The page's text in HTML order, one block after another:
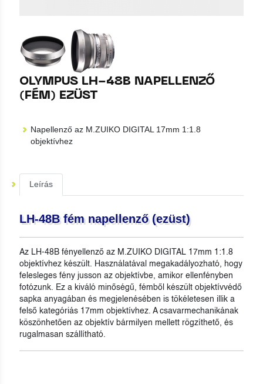
OLYMPUS LH-48B NAPELLENZŐ
(FÉM) EZÜST
Napellenző az M.ZUIKO DIGITAL 17mm 1:1.8
objektívhez
Leírás
LH-48B fém napellenző (ezüst)
Az LH-48B fényellenző az M.ZUIKO DIGITAL 17mm 1:1.8
objektívhez készült. Használatával megakadályozható, hogy
felesleges fény jusson az objektívbe, amikor ellenfényben
fotózunk. Ez a kiváló minőségű, fémből készült objektívvédő
sapka anyagában és megjelenésében is tökéletesen illik a
felső kategóriás 17mm objektívhez. A csavarmechanikának
köszönhetően az objektív bármilyen mellett rögzíthető, és
rugalmasan szállítható.